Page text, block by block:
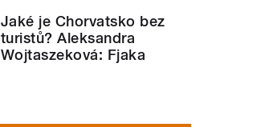
Jaké je Chorvatsko bez
turistů? Aleksandra
Wojtaszeková: Fjaka